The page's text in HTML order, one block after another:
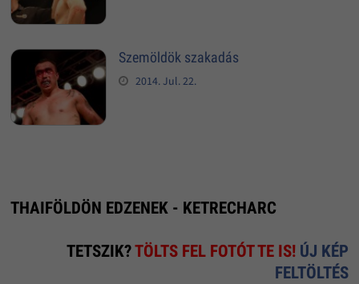
Szemöldök szakadás
2014. Jul. 22.
THAIFÖLDÖN EDZENEK - KETRECHARC
TETSZIK?TÖLTS FEL FOTÓT TE IS! ÚJ KÉP
FELTÖLTÉS